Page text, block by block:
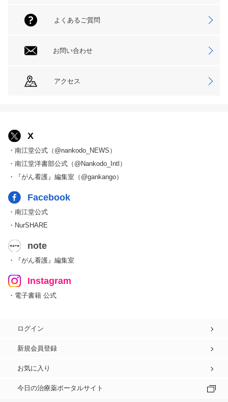
よくあるご質問
お問い合わせ
アクセス
X
・南江堂公式（@nankodo_NEWS）
・南江堂洋書部公式（@Nankodo_Intl）
・『がん看護』編集室（@gankango）
Facebook
・南江堂公式
・NurSHARE
note
・『がん看護』編集室
Instagram
・電子書籍 公式
ログイン
新規会員登録
お気に入り
今日の治療薬ポータルサイト